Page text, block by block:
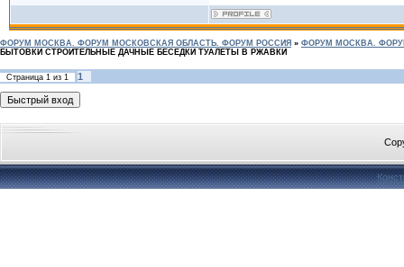
ФОРУМ МОСКВА. ФОРУМ МОСКОВСКАЯ ОБЛАСТЬ. ФОРУМ РОССИЯ » ФОРУМ МОСКВА.
БЫТОВКИ СТРОИТЕЛЬНЫЕ ДАЧНЫЕ БЕСЕДКИ ТУАЛЕТЫ В РЖАВКИ
Страница 1 из 1 1